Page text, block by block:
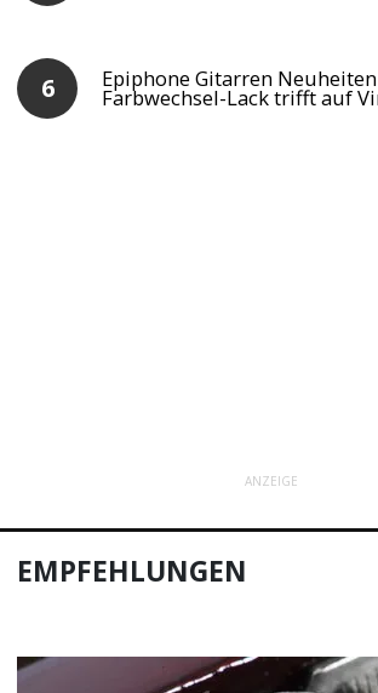
Epiphone Gitarren
Farbwechsel-Lack trifft auf
ANZEIGE
EMPFEHLUNGEN